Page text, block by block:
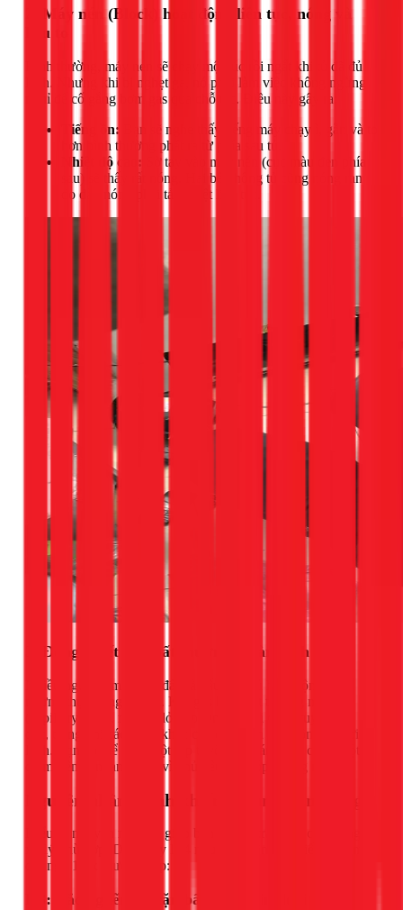
2. Máy nén (Block) hoạt động liên tục, nóng và
kêu to
Bình thường, máy nén sẽ chạy một lúc rồi ngắt khi tủ đã đủ
lạnh. Nhưng khi bị nghẹt ga, nó phải làm việc không ngừng
nghỉ để cố gắng bơm gas qua chỗ tắc. Điều này gây ra:
Tiếng ồn: Bạn sẽ nghe thấy tiếng máy chạy ì, gằn và to
hơn bình thường phát ra từ phía sau tủ.
Nhiệt độ cao: Sờ tay vào máy nén (cục màu đen phía
sau) sẽ thấy rất nóng. Hai bên hông tủ cũng nóng ran
do dàn nóng phải tản nhiệt liên tục.
3. Đóng tuyết dày bất thường ở dàn lạnh
Nhiều người lầm tưởng đây là dấu hiệu tủ hoạt động tốt,
nhưng thực tế ngược lại. Khi gas bị nghẹt tại ống mao
(capillary tube), nơi gas lỏng phun ra sẽ bị đóng tuyết dày
đặc, trong khi các phần khác của dàn lạnh lại không có hơi
lạnh. Bạn có thể thấy một lớp tuyết dày bám chặt chỉ ở một
điểm trên dàn lạnh thay vì phủ đều một lớp sương mỏng.
Nguyên nhân chính khiến tủ lạnh bị nghẹt ga
Hiểu rõ nguyên nhân sẽ giúp bạn phòng tránh và có hướng
xử lý phù hợp. Dưới đây là 4 nguyên nhân phổ biến nhất mà
đội ngũ 1Fix thường gặp:
H3: Tắc nghẽn do cặn bẩn, mạt kim loại